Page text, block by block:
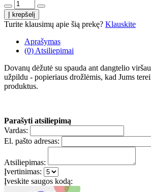
Turite klausimų apie šią prekę? Klauskite
Aprašymas
(0) Atsiliepimai
Dovanų dėžutė su spauda ant dangtelio
užpildu - popieriaus drožlėmis, kad Jums
produktus.
Parašyti atsiliepimą
Vardas:
El. pašto adresas:
Atsiliepimas:
Įvertinimas:
Įveskite saugos kodą: